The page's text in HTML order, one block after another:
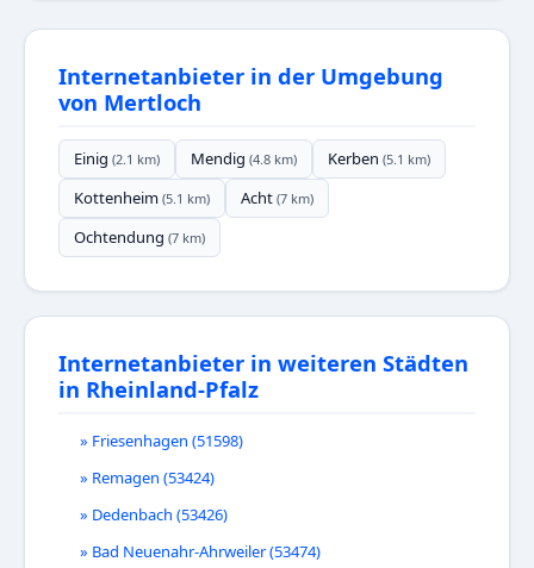
Internetanbieter in der Umgebung
von Mertloch
Einig (2.1 km) Mendig (4.8 km) Kerben (5.1 km)
Kottenheim (5.1 km) Acht (7 km)
Ochtendung (7 km)
Internetanbieter in weiteren Städten
in Rheinland-Pfalz
» Friesenhagen (51598)
» Remagen (53424)
» Dedenbach (53426)
» Bad Neuenahr-Ahrweiler (53474)